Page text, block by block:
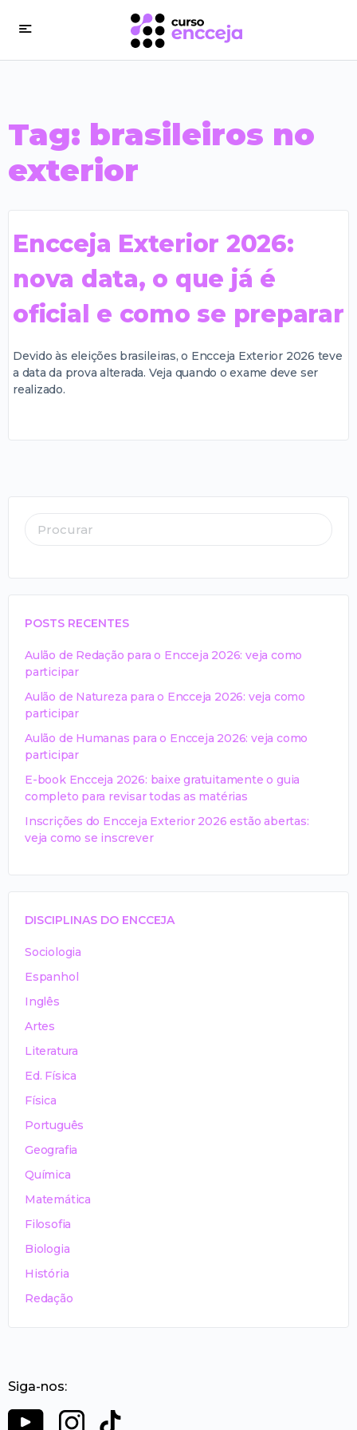
Tag: brasileiros no
exterior
Encceja Exterior 2026:
nova data, o que já é
oficial e como se preparar
Devido às eleições brasileiras, o Encceja Exterior 2026 teve
a data da prova alterada. Veja quando o exame deve ser
realizado.
POSTS RECENTES
Aulão de Redação para o Encceja 2026: veja como
participar
Aulão de Natureza para o Encceja 2026: veja como
participar
Aulão de Humanas para o Encceja 2026: veja como
participar
E-book Encceja 2026: baixe gratuitamente o guia
completo para revisar todas as matérias
Inscrições do Encceja Exterior 2026 estão abertas:
veja como se inscrever
DISCIPLINAS DO ENCCEJA
Sociologia
Espanhol
Inglês
Artes
Literatura
Ed. Física
Física
Português
Geografia
Química
Matemática
Filosofia
Biologia
História
Redação
Siga-nos: